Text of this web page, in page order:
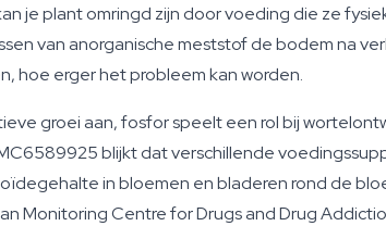
je plant omringd zijn door voeding die ze
van anorganische meststof de bodem na
hoe erger het probleem kan worden.
groei aan, fosfor speelt een rol bij
blijkt dat verschillende
in bloemen en bladeren rond de
Monitoring Centre for Drugs and Drug